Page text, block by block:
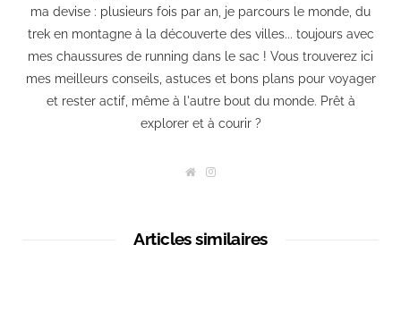
ma devise : plusieurs fois par an, je parcours le monde, du
trek en montagne à la découverte des villes... toujours avec
mes chaussures de running dans le sac ! Vous trouverez ici
mes meilleurs conseils, astuces et bons plans pour voyager
et rester actif, même à l'autre bout du monde. Prêt à
explorer et à courir ?
W
e
I
r
Articles similaires